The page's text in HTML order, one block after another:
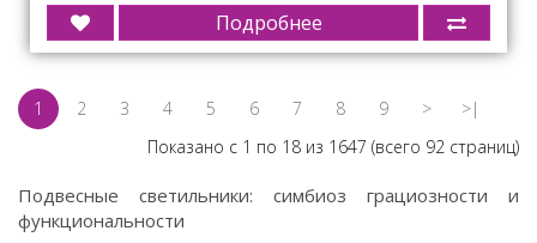
Подробнее
1 2 3 4 5 6 7 8 9 >
>|
Показано с 1 по 18 из 1647 (всего 92 страниц)
Подвесные светильники: симбиоз грациозности и
функциональности